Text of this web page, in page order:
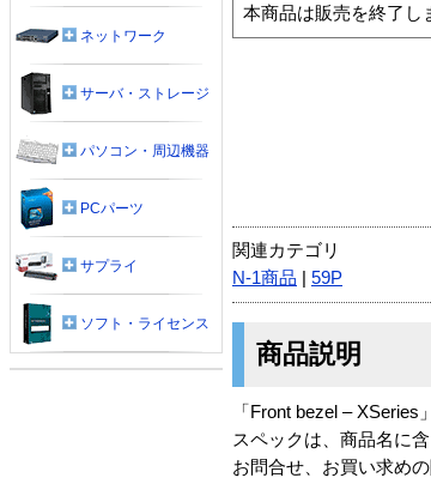
本商品は販売を終了し
関連カテゴリ
N-1商品
59P
商品説明
「Front bezel – XSeries
スペックは、商品名に
お問合せ、お買い求め
ネットワーク
サーバ・ストレージ
パソコン・周辺機器
PCパーツ
サプライ
ソフト・ライセンス